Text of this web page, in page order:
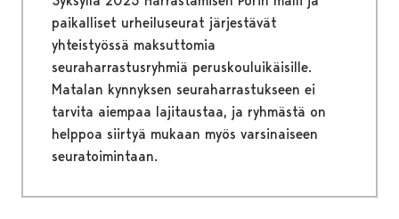
paikalliset urheiluseurat järjestävät
yhteistyössä maksuttomia
seuraharrastusryhmiä peruskouluikäisille.
Matalan kynnyksen seuraharrastukseen ei
tarvita aiempaa lajitaustaa, ja ryhmästä on
helppoa siirtyä mukaan myös varsinaiseen
seuratoimintaan.